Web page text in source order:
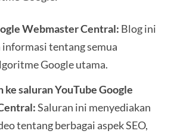
Webmaster Central: Blog ini
tentang semua
Google utama.
ke saluran YouTube Google
Saluran ini menyediakan
tentang berbagai aspek SEO,